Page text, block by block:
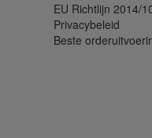
EU Richtlijn 2014/
Privacybeleid
Beste